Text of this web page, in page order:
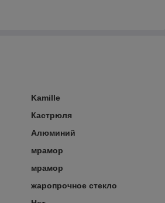
Kamille
Кастрюля
Алюминий
мрамор
мрамор
жаропрочное стекло